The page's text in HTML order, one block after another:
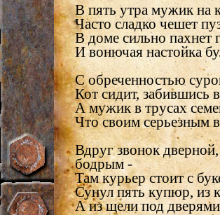
В пять утра мужик на
Часто сладко чешет
В доме сильно пахнет
И вонючая настойка
С обреченностью
Кот сидит, забившись
А мужик в трусах
Что своим серьезным
Вдруг звонок
бодрым -
Там курьер стоит с
Сунул пять купюр, из
А из щели под